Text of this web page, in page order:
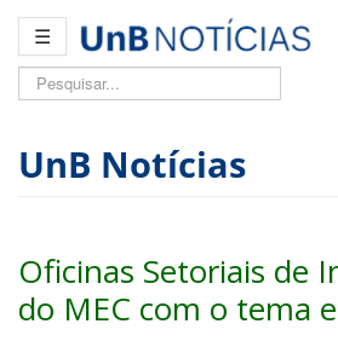
☰
Pesquisar...
UnB Notícias
Oficinas Setoriais de
do MEC com o tema